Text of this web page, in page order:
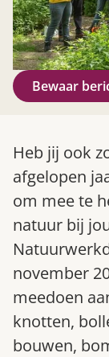
Bewaar
Heb jij ook
afgelopen
om mee te
natuur bij
november
meedoen
knotten,
bouwen,